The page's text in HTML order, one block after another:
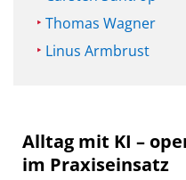
Thomas Wagner
Linus Armbrust
Alltag mit KI –
im Praxiseinsatz